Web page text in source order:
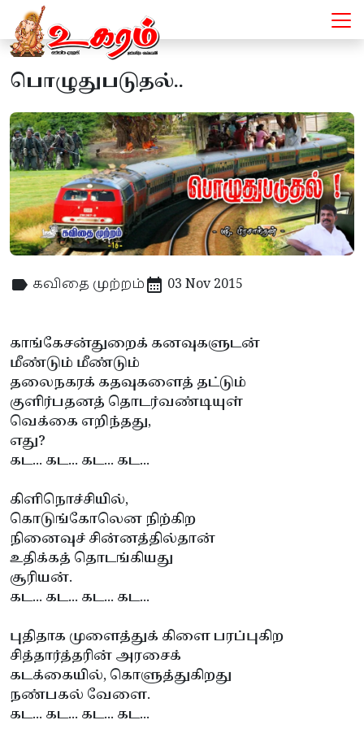
பொழுதுபடுதல்..
கவிதை முற்றம் 03 Nov 2015
காங்கேசன்துறைக் கனவுகளுடன்
மீண்டும் மீண்டும்
தலைநகரக் கதவுகளைத் தட்டும்
குளிர்பதனத் தொடர்வண்டியுள்
வெக்கை எறிந்தது,
எது?
கட... கட... கட... கட...
கிளிநொச்சியில்,
கொடுங்கோலென நிற்கிற
நினைவுச் சின்னத்தில்தான்
உதிக்கத் தொடங்கியது
சூரியன்.
கட... கட... கட... கட...
புதிதாக முளைத்துக் கிளை பரப்புகிற
சித்தார்த்தரின் அரசைக்
கடக்கையில், கொளுத்துகிறது
நண்பகல் வேளை.
கட... கட... கட... கட...